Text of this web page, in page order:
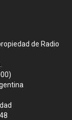
de Radio